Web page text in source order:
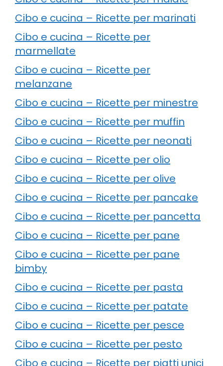
Cibo e cucina – Ricette per marinati
Cibo e cucina – Ricette per
marmellate
Cibo e cucina – Ricette per
melanzane
Cibo e cucina – Ricette per minestre
Cibo e cucina – Ricette per muffin
Cibo e cucina – Ricette per neonati
Cibo e cucina – Ricette per olio
Cibo e cucina – Ricette per olive
Cibo e cucina – Ricette per pancake
Cibo e cucina – Ricette per pancetta
Cibo e cucina – Ricette per pane
Cibo e cucina – Ricette per pane
bimby
Cibo e cucina – Ricette per pasta
Cibo e cucina – Ricette per patate
Cibo e cucina – Ricette per pesce
Cibo e cucina – Ricette per pesto
Cibo e cucina – Ricette per piatti unici